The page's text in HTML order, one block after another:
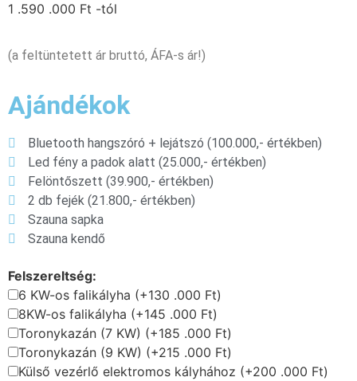
1 .590 .000 Ft -tól
(a feltüntetett ár bruttó, ÁFA-s ár!)
Ajándékok
Bluetooth hangszóró + lejátszó (100.000,- értékben)
Led fény a padok alatt (25.000,- értékben)
Felöntőszett (39.900,- értékben)
2 db fejék (21.800,- értékben)
Szauna sapka
Szauna kendő
Felszereltség:
6 KW-os falikályha (+130 .000 Ft)
8KW-os falikályha (+145 .000 Ft)
Toronykazán (7 KW) (+185 .000 Ft)
Toronykazán (9 KW) (+215 .000 Ft)
Külső vezérlő elektromos kályhához (+200 .000 Ft)